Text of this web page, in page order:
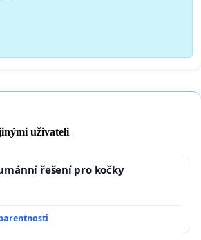
uživateli
řešení pro kočky